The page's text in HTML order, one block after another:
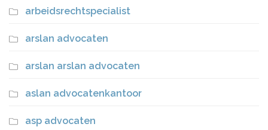
arbeidsrechtspecialist
arslan advocaten
arslan arslan advocaten
aslan advocatenkantoor
asp advocaten